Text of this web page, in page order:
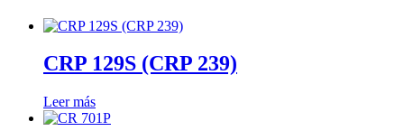
CRP 129S (CRP 239)
Leer más